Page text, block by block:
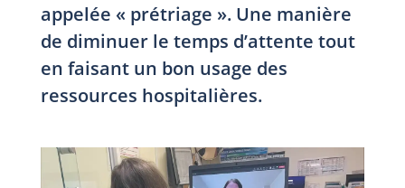
appelée « prétriage ». Une manière
de diminuer le temps d’attente tout
en faisant un bon usage des
ressources hospitalières.